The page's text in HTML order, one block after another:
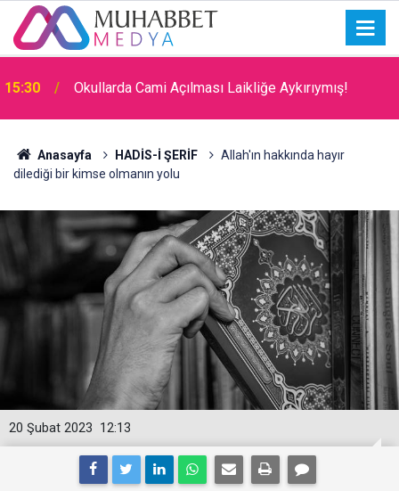
15:30 Okullarda Cami Açılması Laikliğe Aykırıymış!
Anasayfa HADİS-İ ŞERİF
Allah'ın hakkında hayır
dilediği bir kimse olmanın yolu
12:13
20 Şubat 2023